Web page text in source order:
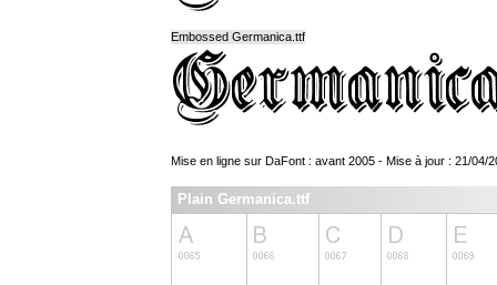
Embossed Germanica.ttf
Mise en ligne sur DaFont : avant 2005 - Mise à jour : 21/04/
Plain Germanica.ttf